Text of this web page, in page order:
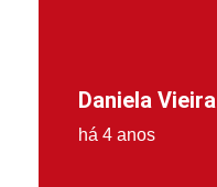
Daniela Vieira
há 4 anos